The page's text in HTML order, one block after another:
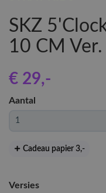
SKZ
10 CM Ver.
€ 29,-
Aantal
Cadeau papier 3,-
Versies